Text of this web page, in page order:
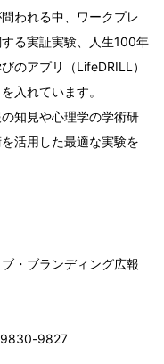
われる中、ワークプレ
る実証実験、人生100年
のアプリ（LifeDRILL）
入れています。
知見や心理学の学術研
活用した最適な実験を
・ブランディング広報
9827